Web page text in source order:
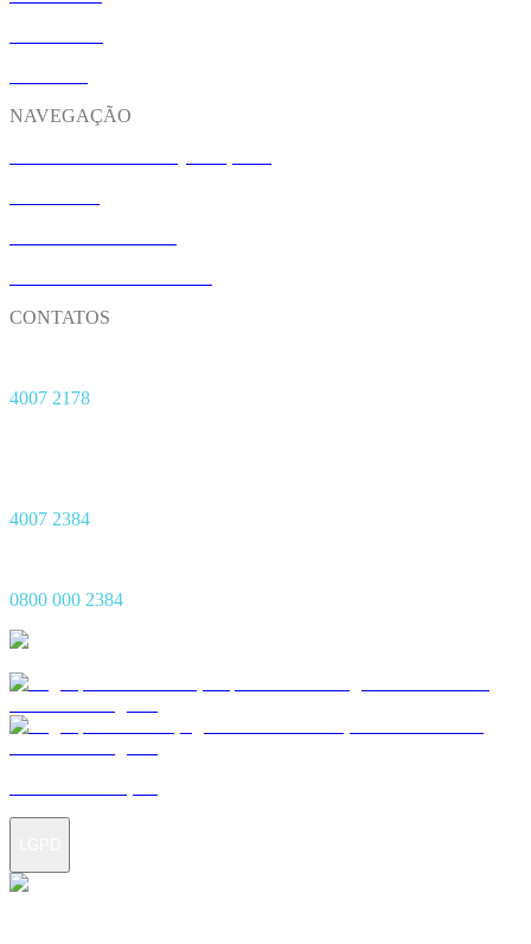
NAVEGAÇÃO
CONTATOS
4007 2178
4007 2384
0800 000 2384